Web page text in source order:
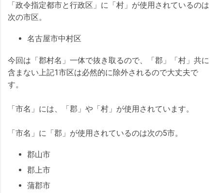
「政令指定都市と行政区」に「村」が使用されているのは
次の市区。
名古屋市中村区
今回は「郡村名」一体で抜き取るので、「郡」「村」共に
含まない上記1市区は必然的に除外されるので大丈夫で
す。
「市名」には、「郡」や「村」が使用されています。
「市名」に「郡」が使用されているのは次の5市。
郡山市
郡上市
蒲郡市